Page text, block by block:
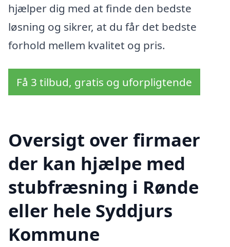
hjælper dig med at finde den bedste
løsning og sikrer, at du får det bedste
forhold mellem kvalitet og pris.
Få 3 tilbud, gratis og uforpligtende
Oversigt over firmaer
der kan hjælpe med
stubfræsning i Rønde
eller hele Syddjurs
Kommune